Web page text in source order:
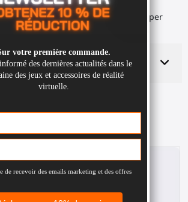
voor VR Bureauhouder, zonder stopper
kunnen vinden